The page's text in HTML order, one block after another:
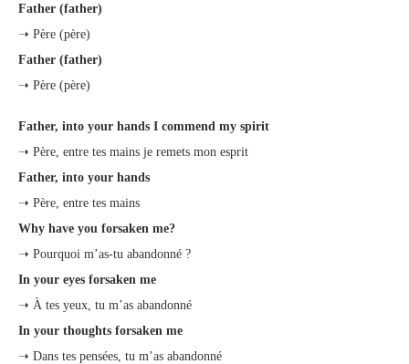
Father (father)
➝ Père (père)
Father (father)
➝ Père (père)
Father, into your hands I commend my spirit
➝ Père, entre tes mains je remets mon esprit
Father, into your hands
➝ Père, entre tes mains
Why have you forsaken me?
➝ Pourquoi m’as-tu abandonné ?
In your eyes forsaken me
➝ À tes yeux, tu m’as abandonné
In your thoughts forsaken me
➝ Dans tes pensées, tu m’as abandonné